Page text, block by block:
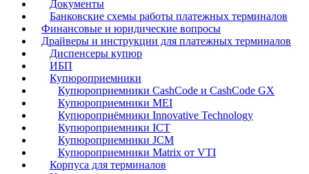
Документы
Банковские схемы работы платежных терминалов
Финансовые и юридические вопросы
Драйверы и инструкции для платежных терминалов
Диспенсеры купюр
ИБП
Купюроприемники
Купюроприемники CashCode и CashCode GX
Купюроприемники MEI
Купюроприёмники Innovative Technology
Купюроприемники ICT
Купюроприемники JCM
Купюроприемники Matrix от VTI
Корпуса для терминалов